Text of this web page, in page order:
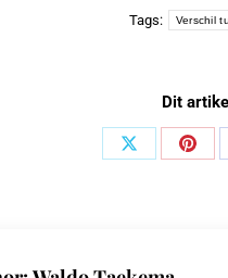
Tags: Verschil
Dit
Share